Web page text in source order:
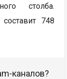
столба.
748
каналов?